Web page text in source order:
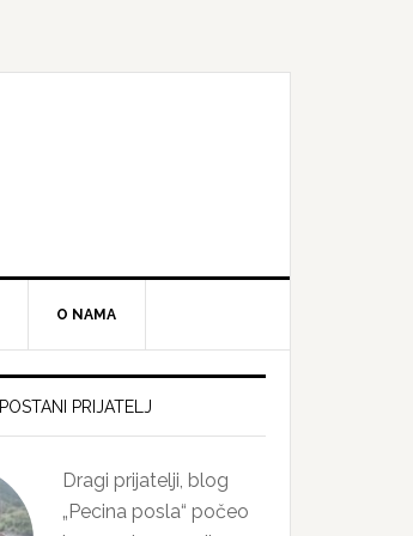
O NAMA
POSTANI PRIJATELJ
Dragi prijatelji, blog
„Pecina posla“ počeo